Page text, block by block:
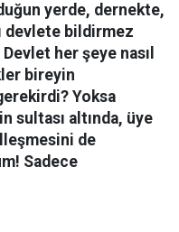
yerde, dernekte,
devlete bildirmez
her şeye nasıl
bireyin
Yoksa
sultası altında, üye
de
Sadece